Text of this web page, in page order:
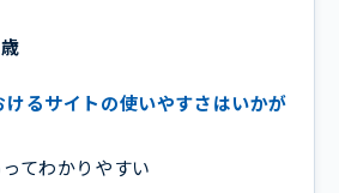
るサイトの使いやすさはいかが
てわかりやすい